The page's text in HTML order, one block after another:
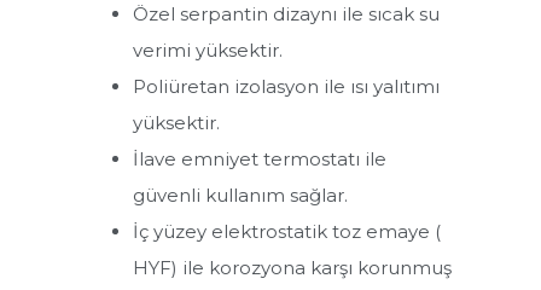
Tek Serpantinli Boyler
Çift Serpantinli Boyler
Akümülasyon Tankları
Elektrikli Boyler
Özel serpantin dizaynı ile sıcak su
verimi yüksektir.
Poliüretan izolasyon ile ısı yalıtımı
yüksektir.
İlave emniyet termostatı ile
güvenli kullanım sağlar.
İç yüzey elektrostatik toz emaye (
HYF) ile korozyona karşı korunmuş